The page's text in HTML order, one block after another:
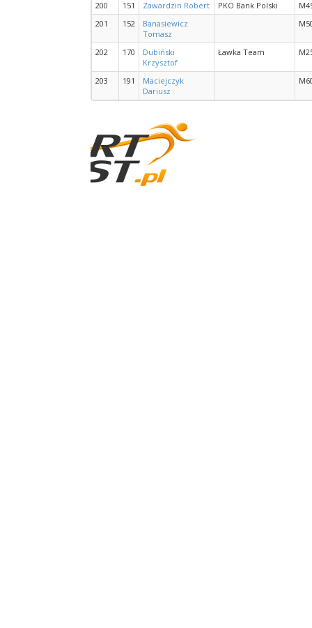
200
151 Zawardzin Robert PKO Bank Polski
201
152
Banasiewicz
Tomasz
202 170
Dubiński
Krzysztof
Ławka Team
203 191
Maciejczyk
Dariusz